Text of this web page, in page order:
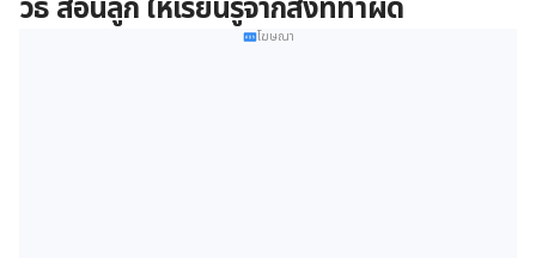
วิธี สอนลูก ให้เรียนรู้จากสิ่งที่ทำผิด
โฆษณา